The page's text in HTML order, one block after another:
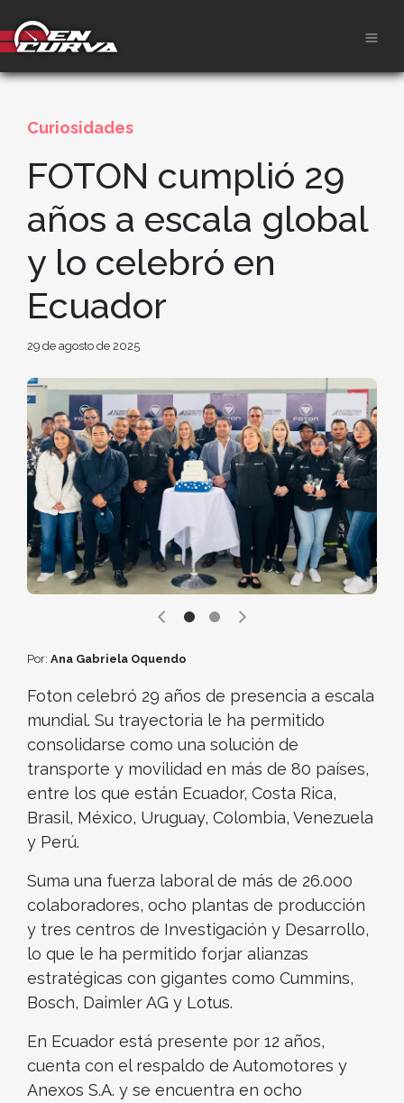
Curiosidades
FOTON cumplió 29
años a escala global
y lo celebró en
Ecuador
29 de agosto de 2025
Por: Ana Gabriela Oquendo
Foton celebró 29 años de presencia a escala
mundial. Su trayectoria le ha permitido
consolidarse como una solución de
transporte y movilidad en más de 80 países,
entre los que están Ecuador, Costa Rica,
Brasil, México, Uruguay, Colombia, Venezuela
y Perú.
Suma una fuerza laboral de más de 26.000
colaboradores, ocho plantas de producción
y tres centros de Investigación y Desarrollo,
lo que le ha permitido forjar alianzas
estratégicas con gigantes como Cummins,
Bosch, Daimler AG y Lotus.
En Ecuador está presente por 12 años,
cuenta con el respaldo de Automotores y
Anexos S.A. y se encuentra en ocho